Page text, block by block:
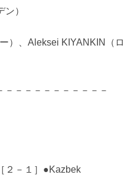
）
）、Aleksei KIYANKIN（ロ
－－－－－－－－－－－
２－１］●Kazbek